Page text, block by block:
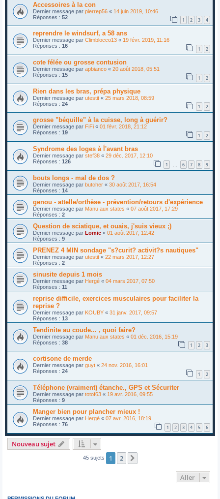
Accessoires à la con
Dernier message par pierrep56 « 14 juin 2019, 10:46
Réponses : 52 1 2 3 4
reprendre le windsurf, a 58 ans
Dernier message par Climblocco13 « 19 févr. 2019, 11:16
Réponses : 16 1 2
cote félée ou grosse contusion
Dernier message par apbianco « 20 août 2018, 05:51
Réponses : 15 1 2
Rien dans les bras, prépa physique
Dernier message par utestit « 25 mars 2018, 08:59
Réponses : 24 1 2
grosse "béquille" à la cuisse, long à guérir?
Dernier message par FiFi « 01 févr. 2018, 21:12
Réponses : 19 1 2
Syndrome des loges à ĺ'avant bras
Dernier message par stef38 « 29 déc. 2017, 12:10
Réponses : 126 1 … 6 7 8 9
bouts longs - mal de dos ?
Dernier message par butcher « 30 août 2017, 16:54
Réponses : 14
genou - attelle/orthèse - prévention/retours d'expérience
Dernier message par Manu aux states « 07 août 2017, 17:29
Réponses : 2
Question de sciatique, et ouais, j'suis vieux ;)
Dernier message par Lomic « 01 août 2017, 12:42
Réponses : 9
PRENEZ 4 MIN sondage "s?curit? activit?s nautiques"
Dernier message par utestit « 22 mars 2017, 12:27
Réponses : 2
sinusite depuis 1 mois
Dernier message par Hergé « 04 mars 2017, 07:50
Réponses : 11
reprise difficile, exercices musculaires pour faciliter la
reprise ?
Dernier message par KOUBY « 31 janv. 2017, 09:57
Réponses : 13
Tendinite au coude... , quoi faire?
Dernier message par Manu aux states « 01 déc. 2016, 15:19
Réponses : 38 1 2 3
cortisone de merde
Dernier message par guyt « 24 nov. 2016, 16:01
Réponses : 24 1 2
Téléphone (vraiment) étanche., GPS et Sécuriter
Dernier message par totof63 « 19 avr. 2016, 09:55
Réponses : 9
Manger bien pour plancher mieux !
Dernier message par Hergé « 07 avr. 2016, 18:19
Réponses : 76 1 2 3 4 5 6
Nouveau sujet
45 sujets 1 2
Aller